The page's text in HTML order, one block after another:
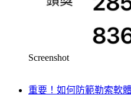
Screenshot
重要！如何防範勒索軟